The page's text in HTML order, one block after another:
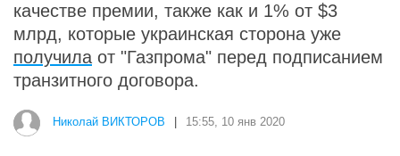
качестве премии, также как и 1% от $3
млрд, которые украинская сторона уже
получила от "Газпрома" перед подписанием
транзитного договора.
Николай ВИКТОРОВ 15:55, 10 янв 2020